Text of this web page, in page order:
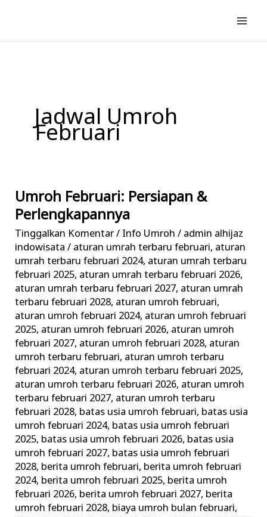
konten
Jadwal Umroh
Februari
Umroh Februari: Persiapan &
Perlengkapannya
Tinggalkan Komentar/ Info Umroh / admin alhijaz
indowisata/ aturan umrah terbaru februari, aturan
umrah terbaru februari 2024, aturan umrah terbaru
februari 2025, aturan umrah terbaru februari 2026,
aturan umrah terbaru februari 2027, aturan umrah
terbaru februari 2028, aturan umroh februari,
aturan umroh februari 2024, aturan umroh februari
2025, aturan umroh februari 2026, aturan umroh
februari 2027, aturan umroh februari 2028, aturan
umroh terbaru februari, aturan umroh terbaru
februari 2024, aturan umroh terbaru februari 2025,
aturan umroh terbaru februari 2026, aturan umroh
terbaru februari 2027, aturan umroh terbaru
februari 2028, batas usia umroh februari, batas usia
umroh februari 2024, batas usia umroh februari
2025, batas usia umroh februari 2026, batas usia
umroh februari 2027, batas usia umroh februari
2028, berita umroh februari, berita umroh februari
2024, berita umroh februari 2025, berita umroh
februari 2026, berita umroh februari 2027, berita
umroh februari 2028, biaya umroh bulan februari,
Umroh
Februari:
Persiapan
&
Perlengkapannya